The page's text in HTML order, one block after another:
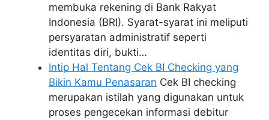
membuka rekening di Bank Rakyat
Indonesia (BRI). Syarat-syarat ini meliputi
persyaratan administratif seperti
identitas diri, bukti…
Intip Hal Tentang Cek BI Checking yang
Bikin Kamu Penasaran Cek BI checking
merupakan istilah yang digunakan untuk
proses pengecekan informasi debitur